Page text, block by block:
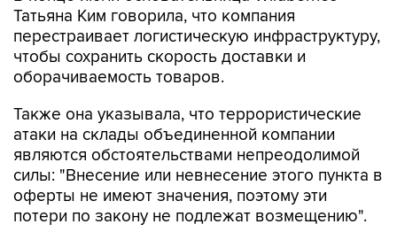
Татьяна Ким говорила, что компания
перестраивает логистическую инфраструктуру,
чтобы сохранить скорость доставки и
оборачиваемость товаров.
Также она указывала, что террористические
атаки на склады объединенной компании
являются обстоятельствами непреодолимой
силы: "Внесение или невнесение этого пункта в
оферты не имеют значения, поэтому эти
потери по закону не подлежат возмещению".